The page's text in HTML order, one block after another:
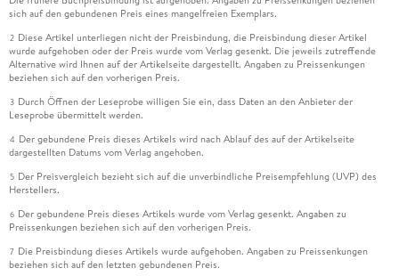
sich auf den gebundenen Preis eines mangelfreien Exemplars.
2 Diese Artikel unterliegen nicht der Preisbindung, die Preisbindung dieser Artikel
wurde aufgehoben oder der Preis wurde vom Verlag gesenkt. Die jeweils zutreffende
Alternative wird Ihnen auf der Artikelseite dargestellt. Angaben zu Preissenkungen
beziehen sich auf den vorherigen Preis.
3 Durch Öffnen der Leseprobe willigen Sie ein, dass Daten an den Anbieter der
Leseprobe übermittelt werden.
4 Der gebundene Preis dieses Artikels wird nach Ablauf des auf der Artikelseite
dargestellten Datums vom Verlag angehoben.
5 Der Preisvergleich bezieht sich auf die unverbindliche Preisempfehlung (UVP) des
Herstellers.
6 Der gebundene Preis dieses Artikels wurde vom Verlag gesenkt. Angaben zu
Preissenkungen beziehen sich auf den vorherigen Preis.
7 Die Preisbindung dieses Artikels wurde aufgehoben. Angaben zu Preissenkungen
beziehen sich auf den letzten gebundenen Preis.